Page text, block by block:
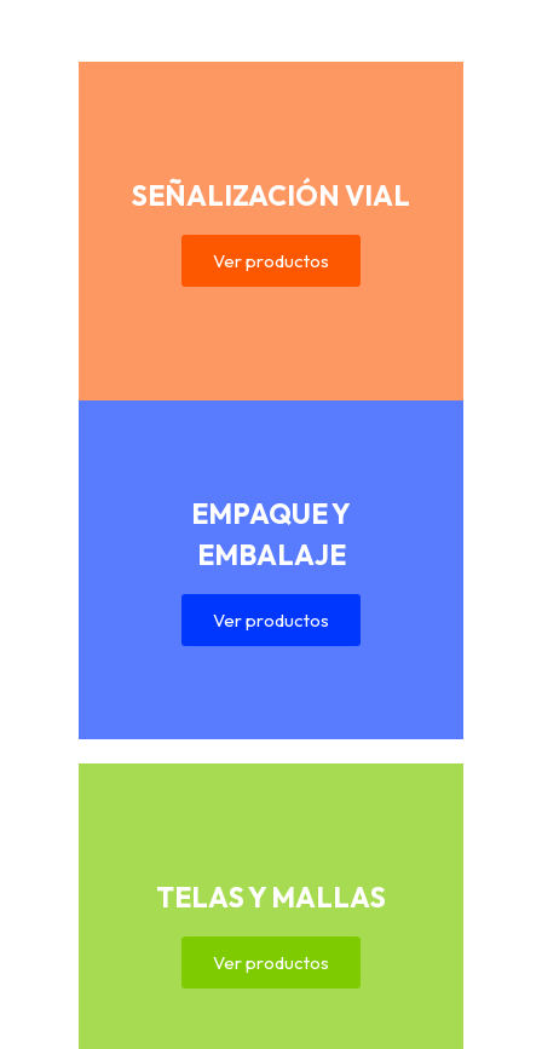
SEÑALIZACIÓN VIAL
Ver productos
EMPAQUE Y
EMBALAJE
Ver productos
TELAS Y MALLAS
Ver productos